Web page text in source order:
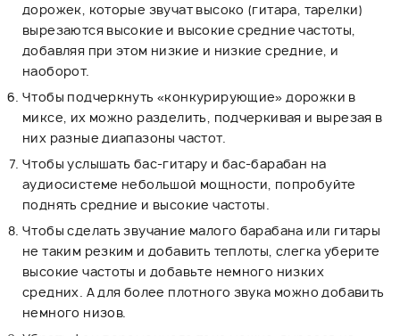
дорожек, которые звучат высоко (гитара, тарелки)
вырезаются высокие и высокие средние частоты,
добавляя при этом низкие и низкие средние, и
наоборот.
Чтобы подчеркнуть «конкурирующие» дорожки в
миксе, их можно разделить, подчеркивая и вырезая в
них разные диапазоны частот.
Чтобы услышать бас-гитару и бас-барабан на
аудиосистеме небольшой мощности, попробуйте
поднять средние и высокие частоты.
Чтобы сделать звучание малого барабана или гитары
не таким резким и добавить теплоты, слегка уберите
высокие частоты и добавьте немного низких
средних. А для более плотного звука можно добавить
немного низов.